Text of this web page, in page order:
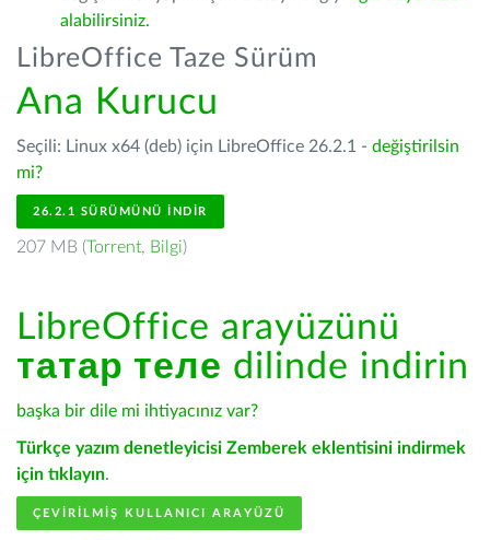
alabilirsiniz.
LibreOffice Taze Sürüm
Ana Kurucu
Seçili: Linux x64 (deb) için LibreOffice 26.2.1 - değiştirilsin
mi?
26.2.1 SÜRÜMÜNÜ İNDIR
207 MB (Torrent, Bilgi)
LibreOffice arayüzünü
татар теле dilinde indirin
başka bir dile mi ihtiyacınız var?
Türkçe yazım denetleyicisi Zemberek eklentisini indirmek
için tıklayın.
ÇEVIRILMIŞ KULLANICI ARAYÜZÜ